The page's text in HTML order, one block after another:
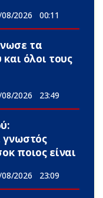
2026 00:11
τα
όλοι τους
2026 23:49
γνωστός
ποιος είναι
2026 23:09